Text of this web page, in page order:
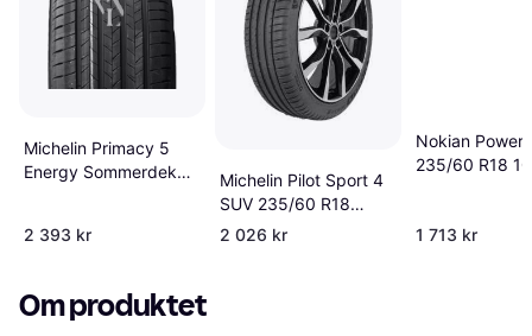
Michelin Primacy 5
Energy Sommerdekk
2 393 kr
Michelin Pilot Sport 4
SUV 235/60 R18
107W XL
2 026 kr
Nokian
235/60 R18
1 713 kr
Om produktet